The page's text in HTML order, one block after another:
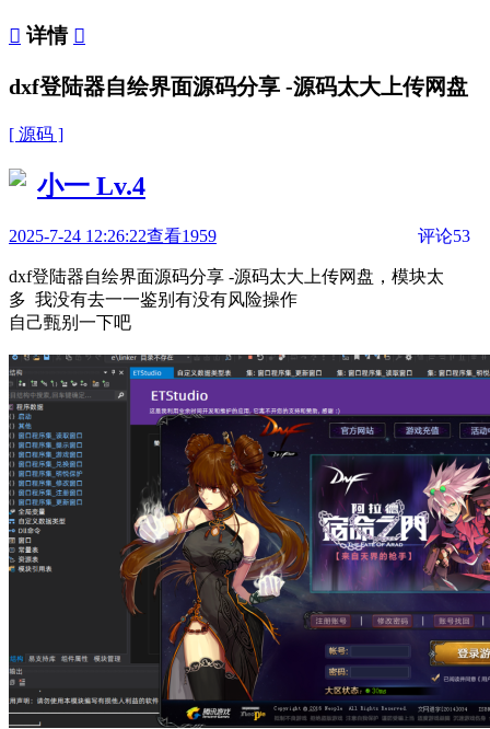
 详情 
dxf登陆器自绘界面源码分享 -源码太大上传网盘
[ 源码 ]
小一 Lv.4
2025-7-24 12:26:22查看1959 评论53
dxf登陆器自绘界面源码分享 -源码太大上传网盘，模块太
多 我没有去一一鉴别有没有风险操作
自己甄别一下吧